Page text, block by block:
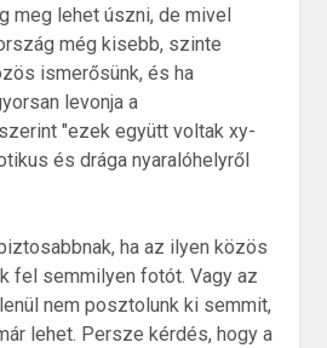
meg lehet úszni, de mivel
még kisebb, szinte
ismerősünk, és ha
levonja a
"ezek együtt voltak xy-
és drága nyaralóhelyről
ha az ilyen közös
fel semmilyen fotót. Vagy az
nem posztolunk ki semmit,
lehet. Persze kérdés, hogy a